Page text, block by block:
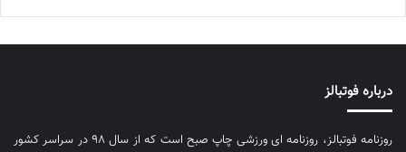
درباره فوتبالز
روزنامه فوتبالز، روزنامه ای ورزشی چاپ صبح است که از سال ۹۸ در سراسر کشور